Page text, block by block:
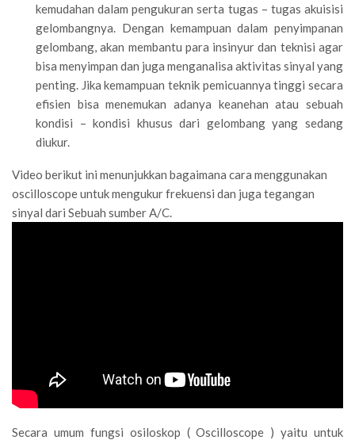
kemudahan dalam pengukuran serta tugas – tugas akuisisi
gelombangnya. Dengan kemampuan dalam penyimpanan
gelombang, akan membantu para insinyur dan teknisi agar
bisa menyimpan dan juga menganalisa aktivitas sinyal yang
penting. Jika kemampuan teknik pemicuannya tinggi secara
efisien bisa menemukan adanya keanehan atau sebuah
kondisi – kondisi khusus dari gelombang yang sedang
diukur.
Video berikut ini menunjukkan bagaimana cara menggunakan
oscilloscope untuk mengukur frekuensi dan juga tegangan
sinyal dari Sebuah sumber A/C.
Secara umum fungsi osiloskop ( Oscilloscope ) yaitu untuk